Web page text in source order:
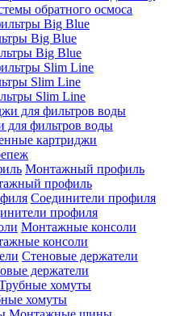
обратного осмоса
Big Blue
Big Blue
Slim Line
Slim Line
фильтров воды
картриджи
Монтажный профиль
профиль
Соединители профиля
профиля
Монтажные консоли
консоли
Стеновые держатели
держатели
хомуты
хомуты